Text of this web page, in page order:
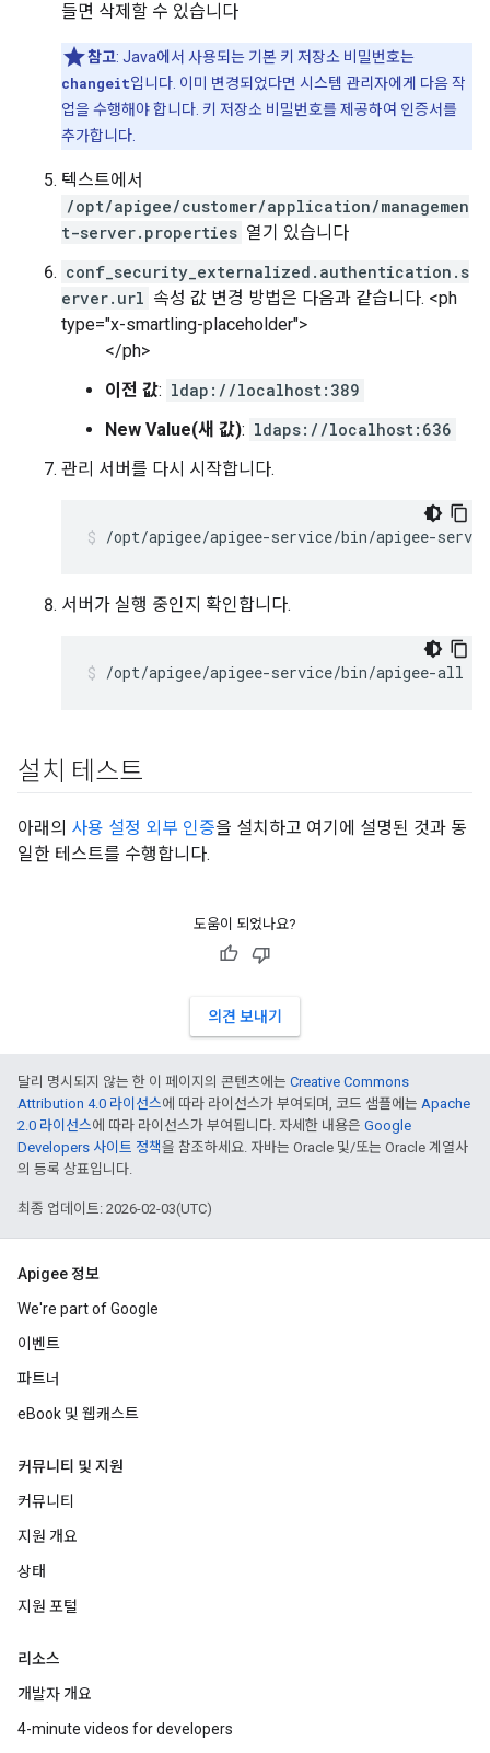
들면 삭제할 수 있습니다
참고: Java에서 사용되는 기본 키 저장소 비밀번호는
changeit입니다. 이미 변경되었다면 시스템 관리자에게 다음 작
업을 수행해야 합니다. 키 저장소 비밀번호를 제공하여 인증서를
추가합니다.
텍스트에서
/opt/apigee/customer/application/managemen
t-server.properties 열기 있습니다
conf_security_externalized.authentication.s
erver.url 속성 값 변경 방법은 다음과 같습니다. <ph
type="x-smartling-placeholder">
</ph>
이전 값: ldap://localhost:389
New Value(새 값): ldaps://localhost:636
관리 서버를 다시 시작합니다.
/opt/apigee/apigee-service/bin/apigee-
서버가 실행 중인지 확인합니다.
/opt/apigee/apigee-service/bin/apigee-all
설치 테스트
아래의 사용 설정 외부 인증을 설치하고 여기에 설명된 것과 동
일한 테스트를 수행합니다.
도움이 되었나요?
의견 보내기
달리 명시되지 않는 한 이 페이지의 콘텐츠에는 Creative Commons
Attribution 4.0 라이선스에 따라 라이선스가 부여되며, 코드 샘플에는 Apache
2.0 라이선스에 따라 라이선스가 부여됩니다. 자세한 내용은 Google
Developers 사이트 정책을 참조하세요. 자바는 Oracle 및/또는 Oracle 계열사
의 등록 상표입니다.
최종 업데이트: 2026-02-03(UTC)
Apigee 정보
We're part of Google
이벤트
파트너
eBook 및 웹캐스트
커뮤니티 및 지원
커뮤니티
지원 개요
상태
지원 포털
리소스
개발자 개요
4-minute videos for developers